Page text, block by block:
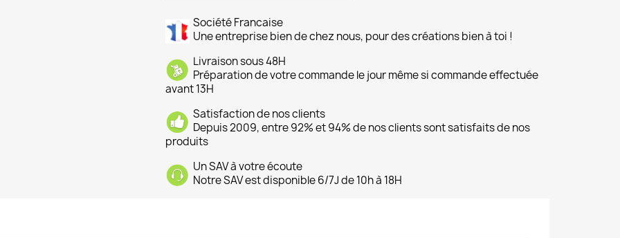
Société Francaise
Une entreprise bien de chez nous, pour des créations bien à toi !
Livraison sous 48H
Préparation de votre commande le jour même si commande effectuée
avant 13H
Satisfaction de nos clients
Depuis 2009, entre 92% et 94% de nos clients sont satisfaits de nos
produits
Un SAV à votre écoute
Notre SAV est disponible 6/7J de 10h à 18H